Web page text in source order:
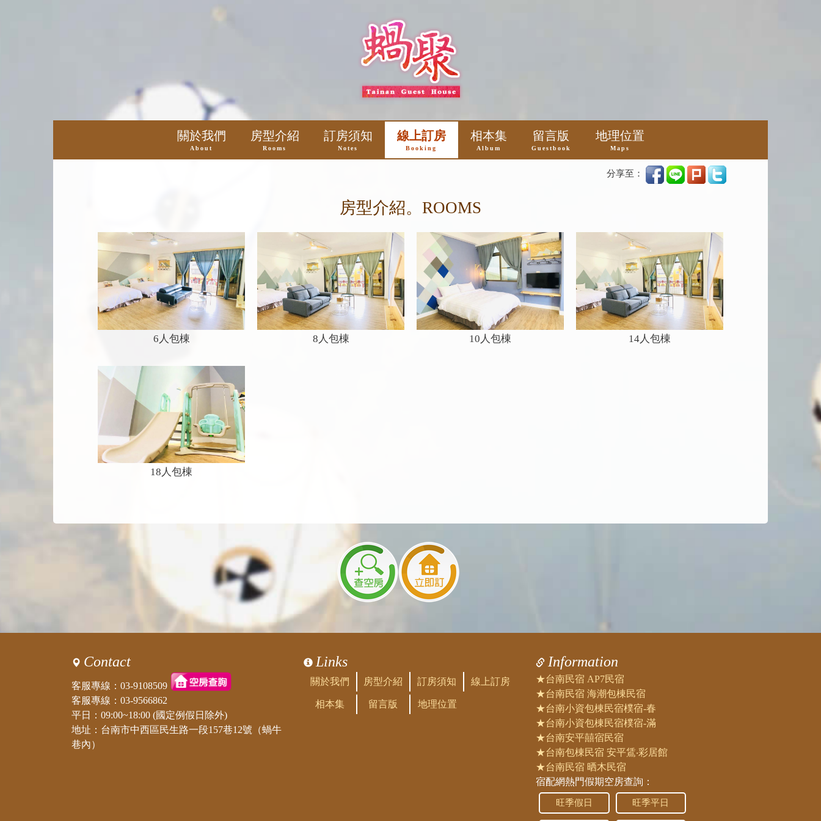
關於我們
About
房型介紹
Rooms
訂房須知
Notes
線上訂房
Booking
相本集
Album
留言版
Guestbook
地理位置
Maps
分享至：
房型介紹。ROOMS
6人包棟 8人包棟 10人包棟 14人包棟
18人包棟
Contact
客服專線： 03-9108509
客服專線： 03-9566862
平日：09:00~18:00 (國定例假日除外)
地址：台南市中西區民生路一段157巷12號（蝸牛
巷內）
Links
關於我們 房型介紹 訂房須知 線上訂房
相本集 留言版 地理位置
Information
★台南民宿 AP7民宿
★台南民宿 海潮包棟民宿
★台南小資包棟民宿樸宿-春
★台南小資包棟民宿樸宿-滿
★台南安平囍宿民宿
★台南包棟民宿 安平鵀‧彩居館
★台南民宿 晒木民宿
宿配網熱門假期空房查詢：
旺季假日 旺季平日